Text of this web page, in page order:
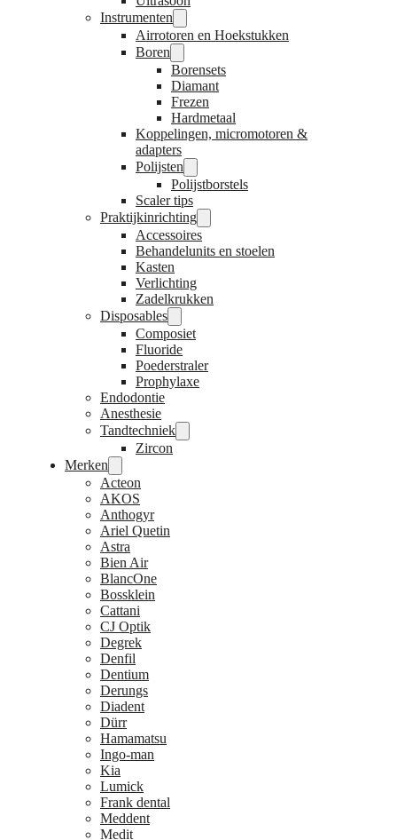
Instrumenten
Airrotoren en Hoekstukken
Boren
Borensets
Diamant
Frezen
Hardmetaal
Koppelingen, micromotoren &
adapters
Polijsten
Polijstborstels
Scaler tips
Praktijkinrichting
Accessoires
Behandelunits en stoelen
Kasten
Verlichting
Zadelkrukken
Disposables
Composiet
Fluoride
Poederstraler
Prophylaxe
Endodontie
Anesthesie
Tandtechniek
Zircon
Merken
Acteon
AKOS
Anthogyr
Ariel Quetin
Astra
Bien Air
BlancOne
Bossklein
Cattani
CJ Optik
Degrek
Denfil
Dentium
Derungs
Diadent
Dürr
Hamamatsu
Ingo-man
Kia
Lumick
Frank dental
Meddent
Medit